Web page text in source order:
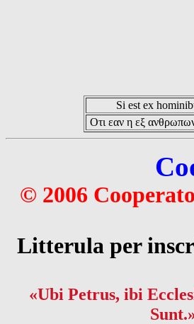
Si est ex
Οτι εαν η εξ
© 2006
Litterula per
«Ubi Petrus, ibi